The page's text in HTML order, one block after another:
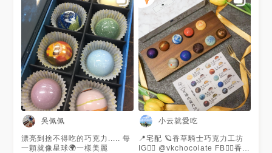
刀訂起來👉🏻
https://www.facebook.com/vk.taiwan
謝謝 @小云就愛吃 提供美照🧡
滿 𝟷𝟻𝟶𝟶$ 現折 𝟷𝟶𝟶$
⠀⠀⠀⠀⠀⠀⠀⠀⠀⠀⠀ ◍ 星球巧克
力 [ 𝟷𝟶入 ]┈┈┈┈┈┈┈┈𝟼𝟻𝟶 $
⠀⠀⠀⠀⠀⠀⠀⠀⠀⠀⠀⠀⠀⠀⠀⠀ 脆
甜巧克力外皮包覆層層驚喜，佐
以水果、香草與無限甜蜜，襯其
純粹與香甜；繪以如星球般絢爛
斑斕象徵母愛如宇宙，深遠且無
界... ⠀⠀⠀⠀⠀⠀⠀⠀⠀⠀ ✄
┈┈┈┈┈┈┈┈┈┈┈┈┈┈┈┈┈ 𝙸𝚗𝚏𝚘 .
☞ 南投縣 埔里鎮 中山路 𝟷段
𝟸𝟺𝟷 - 𝟸號 ☏ [ 𝟶𝟺𝟿 ] 𝟸𝟿𝟿𝟸 -
𝟸𝟽𝟼 ☼ 𝟷𝟶:𝟶𝟶 - 𝟷𝟾:𝟶𝟶無公休
https://www.pinkoi.com/product/
♕ 𓆡𓆡𓆡𓆡 ✄
吳佩佩
漂亮到捨不得吃的巧克力..... 每
一顆就像星球🌍一樣美麗
小云就愛吃
📍宅配 🪐香草騎士巧克力工坊
IG👉🏻 @vkchocolate FB👉🏻香草